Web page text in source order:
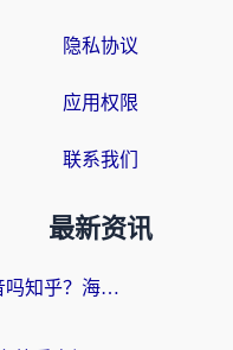
隐私协议
应用权限
联系我们
最新资讯
国外可以看央视影音吗知乎？海外党亲测有效的回国加速方案